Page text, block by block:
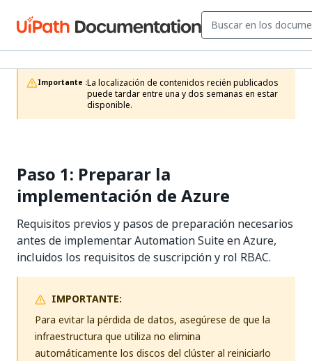
Importante :La localización de contenidos recién publicados
puede tardar entre una y dos semanas en estar
disponible.
Paso 1: Preparar la
implementación de Azure
Requisitos previos y pasos de preparación necesarios
antes de implementar Automation Suite en Azure,
incluidos los requisitos de suscripción y rol RBAC.
IMPORTANTE:
Para evitar la pérdida de datos, asegúrese de que la
infraestructura que utiliza no elimina
automáticamente los discos del clúster al reiniciarlo